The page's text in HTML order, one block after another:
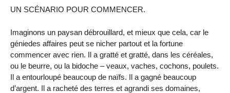
UN SCÉNARIO POUR COMMENCER.
Imaginons un paysan débrouillard, et mieux que cela, car le
géniedes affaires peut se nicher partout et la fortune
commencer avec rien. Il a gratté et gratté, dans les céréales,
ou le beurre, ou la bidoche – veaux, vaches, cochons, poulets.
Il a entourloupé beaucoup de naïfs. Il a gagné beaucoup
d’argent. Il a racheté des terres et agrandi ses domaines,